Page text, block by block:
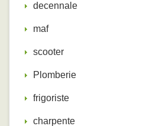
decennale
maf
scooter
Plomberie
frigoriste
charpente